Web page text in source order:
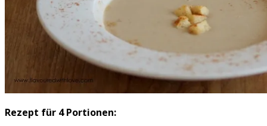
Rezept für 4 Portionen: